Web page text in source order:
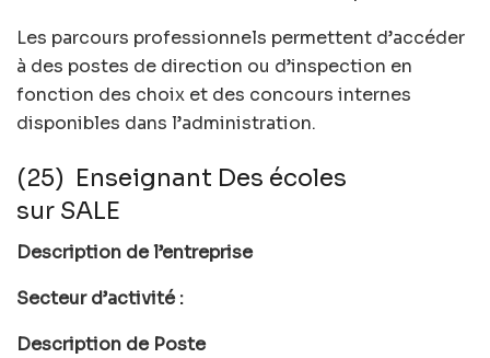
Les parcours professionnels permettent d’accéder
à des postes de direction ou d’inspection en
fonction des choix et des concours internes
disponibles dans l’administration.
(25) Enseignant Des écoles
sur SALE
Description de l’entreprise
Secteur d’activité :
Description de Poste